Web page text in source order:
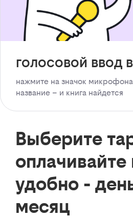
голосовой ввод
нажмите на значок
название – и книга найдется
Выберите
оплачивайте
удобно -
месяц